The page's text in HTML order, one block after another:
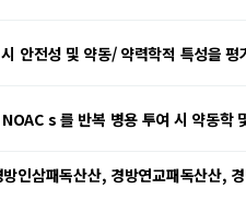
안전성 및 약동/ 약력학적 특성을 평
s 를 반복 병용 투여 시 약동
방인삼패독산산, 경방연교패독산